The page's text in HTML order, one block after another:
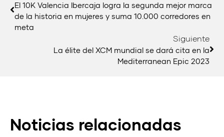
El 10K Valencia Ibercaja logra la segunda mejor marca
de la historia en mujeres y suma 10.000 corredores en
meta
Siguiente
La élite del XCM mundial se dará cita en la
Mediterranean Epic 2023
Noticias relacionadas